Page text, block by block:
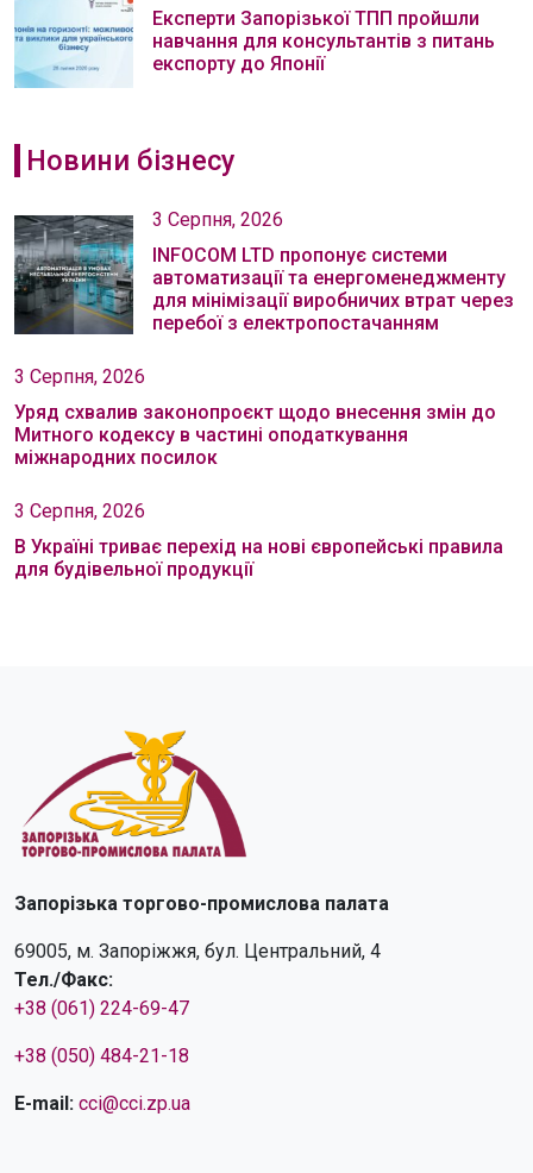
Експерти Запорізької ТПП пройшли
навчання для консультантів з питань
експорту до Японії
Новини бізнесу
3 Серпня, 2026
INFOCOM LTD пропонує системи
автоматизації та енергоменеджменту
для мінімізації виробничих втрат через
перебої з електропостачанням
3 Серпня, 2026
Уряд схвалив законопроєкт щодо внесення змін до
Митного кодексу в частині оподаткування
міжнародних посилок
3 Серпня, 2026
В Україні триває перехід на нові європейські правила
для будівельної продукції
Запорізька торгово-промислова палата
69005, м. Запоріжжя, бул. Центральний, 4
Тел./Факс:
+38 (061) 224-69-47
+38 (050) 484-21-18
E-mail: cci@cci.zp.ua